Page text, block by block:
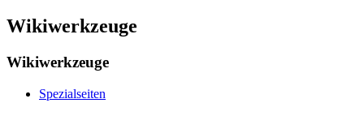
Wikiwerkzeuge
Wikiwerkzeuge
Spezialseiten